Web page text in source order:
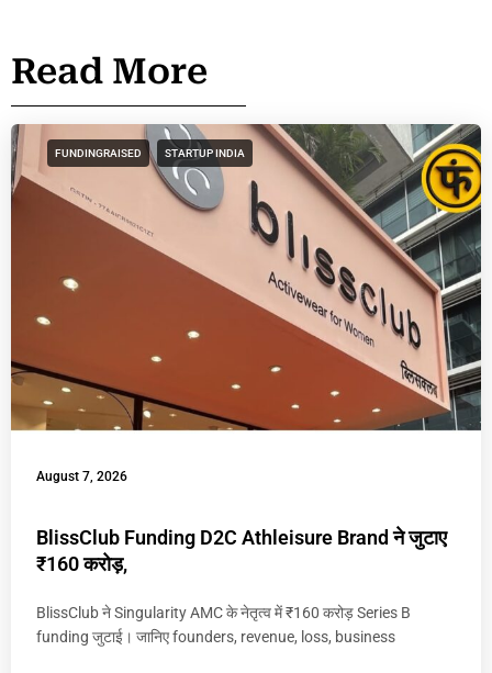
Read More
FUNDINGRAISED STARTUP INDIA
August 7, 2026
BlissClub Funding D2C Athleisure Brand ने जुटाए
₹160 करोड़,
BlissClub ने Singularity AMC के नेतृत्व में ₹160 करोड़ Series B
funding जुटाई। जानिए founders, revenue, loss, business